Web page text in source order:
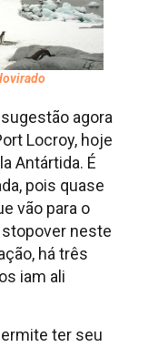
sugestão agora
Locroy, hoje
Antártida. É
pois quase
vão para o
neste
há três
iam ali
ter seu